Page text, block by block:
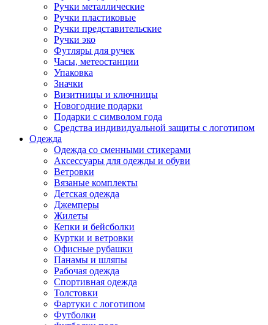
Ручки металлические
Ручки пластиковые
Ручки представительские
Ручки эко
Футляры для ручек
Часы, метеостанции
Упаковка
Значки
Визитницы и ключницы
Новогодние подарки
Подарки с символом года
Средства индивидуальной защиты с логотипом
Одежда
Одежда со сменными стикерами
Аксессуары для одежды и обуви
Ветровки
Вязаные комплекты
Детская одежда
Джемперы
Жилеты
Кепки и бейсболки
Куртки и ветровки
Офисные рубашки
Панамы и шляпы
Рабочая одежда
Спортивная одежда
Толстовки
Фартуки с логотипом
Футболки